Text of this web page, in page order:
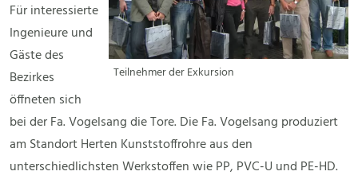
Teilnehmer der Exkursion
Für interessierte
Ingenieure und
Gäste des
Bezirkes
öffneten sich
bei der Fa. Vogelsang die Tore. Die Fa. Vogelsang produziert
am Standort Herten Kunststoffrohre aus den
unterschiedlichsten Werkstoffen wie PP, PVC-U und PE-HD.